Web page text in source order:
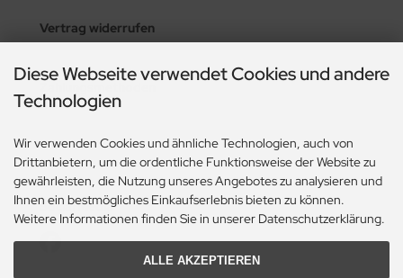
Vertrag widerrufen
Social Media
Diese Webseite verwendet Cookies und andere
Technologien
Wir verwenden Cookies und ähnliche Technologien, auch von
Drittanbietern, um die ordentliche Funktionsweise der Website zu
gewährleisten, die Nutzung unseres Angebotes zu analysieren und
Ihnen ein bestmögliches Einkaufserlebnis bieten zu können.
Weitere Informationen finden Sie in unserer Datenschutzerklärung.
ALLE AKZEPTIEREN